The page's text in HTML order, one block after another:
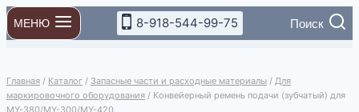
Перейти
к
содержимому
МЕНЮ 8-918-544-99-75 Поиск
Главная / Каталог / Запасные части и расходные материалы / Для
маркировочного оборудования / Конвейерный ремень подачи (зубчатый) для
MY-380/MY-300/MY-420